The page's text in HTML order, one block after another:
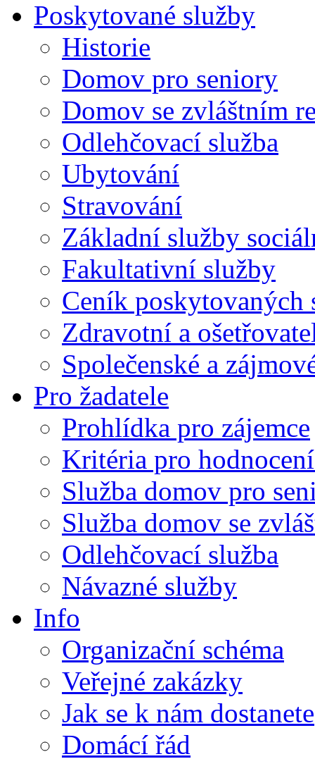
Poskytované služby
Historie
Domov pro seniory
Domov se zvláštním
Odlehčovací služba
Ubytování
Stravování
Základní služby
Fakultativní služby
Ceník poskytovaných
Zdravotní a
Společenské a
Pro žadatele
Prohlídka pro zájemce
Kritéria pro
Služba domov pro
Služba domov se
Odlehčovací služba
Návazné služby
Info
Organizační schéma
Veřejné zakázky
Jak se k nám dostanete
Domácí řád